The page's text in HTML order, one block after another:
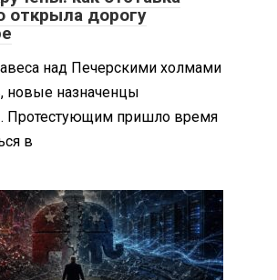
открыла дорогу
над Печерскими холмами
новые назначенцы
Протестующим пришло время
в